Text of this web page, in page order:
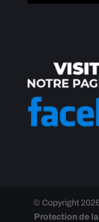
© Copyright
Protection de